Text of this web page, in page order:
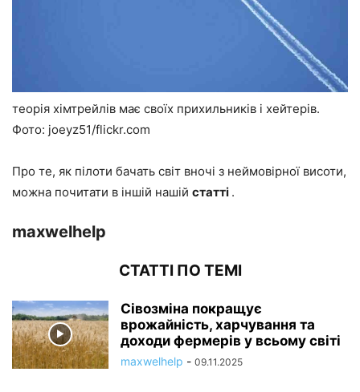
теорія хімтрейлів має своїх прихильників і хейтерів.
Фото: joeyz51/flickr.com
Про те, як пілоти бачать світ вночі з неймовірної висоти,
можна почитати в іншій нашій статті .
maxwelhelp
СТАТТІ ПО ТЕМІ
Сівозміна покращує
врожайність, харчування та
доходи фермерів у всьому світі
maxwelhelp - 09.11.2025